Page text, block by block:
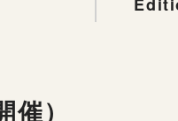
）